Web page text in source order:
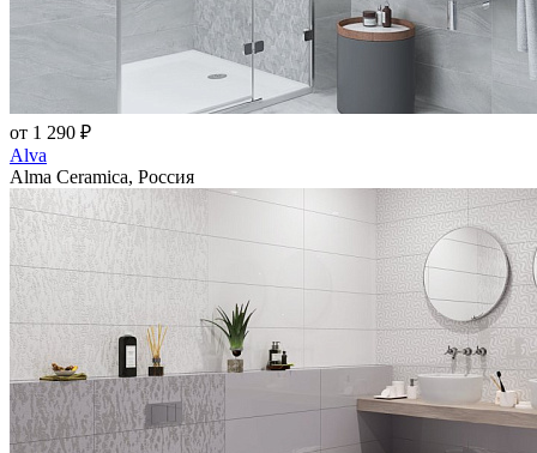
от 1 290 ₽
Alva
Alma Ceramica, Россия